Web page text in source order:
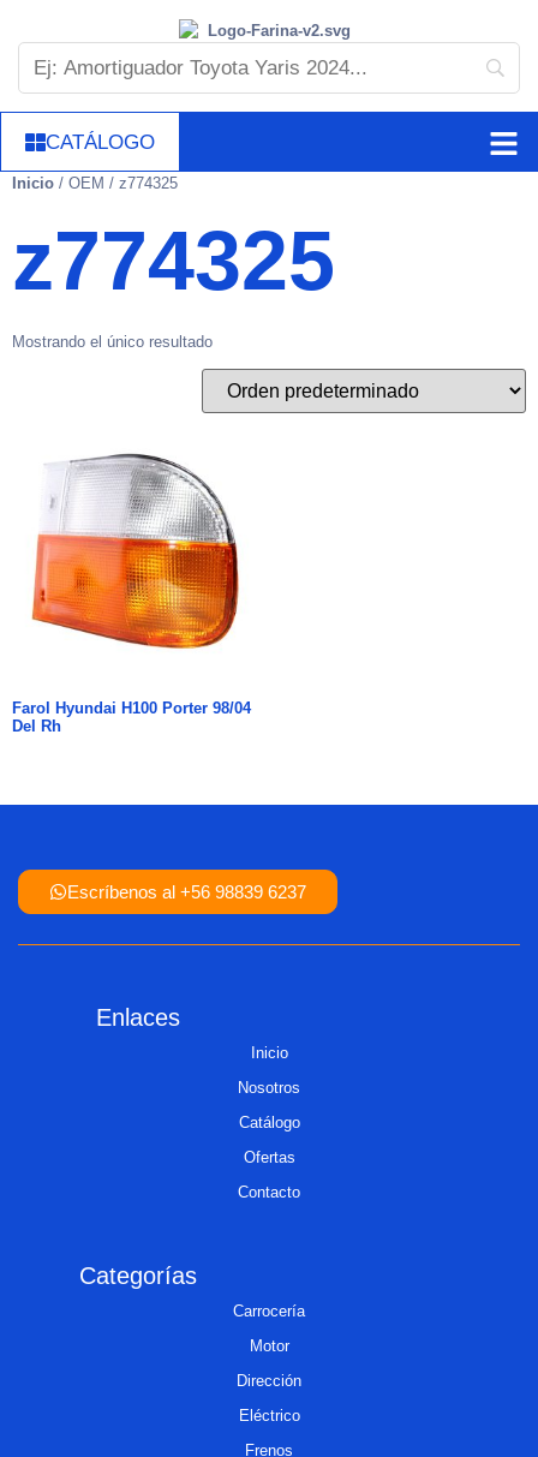
CATÁLOGO
Inicio / OEM / z774325
z774325
Mostrando el único resultado
Farol Hyundai H100 Porter 98/04
Del Rh
Escríbenos al +56 98839 6237
Enlaces
Inicio
Nosotros
Catálogo
Ofertas
Contacto
Categorías
Carrocería
Motor
Dirección
Eléctrico
Frenos